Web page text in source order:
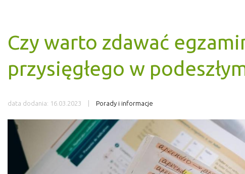
Czy warto zdawać
przysięgłego w
data dodania: 16.03.2023 Porady i informacje